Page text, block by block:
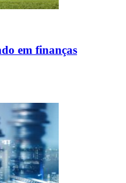
em finanças